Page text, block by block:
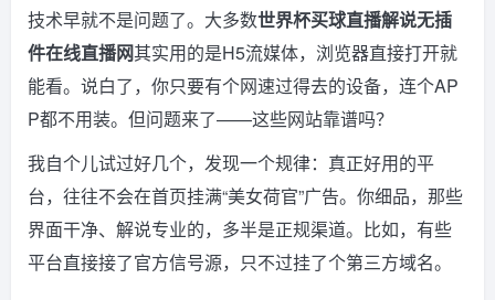
技术早就不是问题了。大多数世界杯买球直播解说无插
件在线直播网其实用的是H5流媒体，浏览器直接打开就
能看。说白了，你只要有个网速过得去的设备，连个AP
P都不用装。但问题来了——这些网站靠谱吗？
我自个儿试过好几个，发现一个规律：真正好用的平
台，往往不会在首页挂满“美女荷官”广告。你细品，那些
界面干净、解说专业的，多半是正规渠道。比如，有些
平台直接接了官方信号源，只不过挂了个第三方域名。